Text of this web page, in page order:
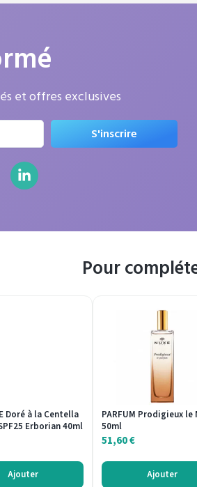
et offres exclusives
S'inscrire
Pour
Doré à la Centella
Erborian 40ml
Ajouter
PARFUM Prodigieux le
50ml
51,60€
Ajouter